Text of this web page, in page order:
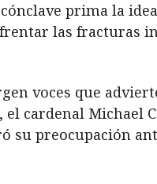
prima la
las fracturas
voces que
cardenal Michael
su preocupación